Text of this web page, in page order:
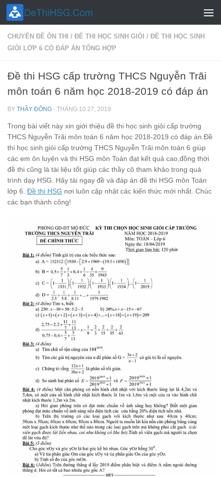
Skip to content
CHUYÊN ĐỀ ÔN THI / ĐỀ THI HỌC SINH GIỎI / ĐỀ THI HỌC SINH
GIỎI LỚP 6 CÓ ĐÁP ÁN TỔNG HỢP
Đề thi HSG cấp trường THCS Nguyễn Trãi
môn toán 6 năm học 2018-2019 có đáp án
BY THẦY ĐÔNG · THÁNG 10 27, 2019
Trong bài viết này xin giới thiệu đề thi học sinh giỏi cấp trường
THCS Nguyễn Trãi môn toán 6 năm học 2018-2019 có đáp án.Đề
thi học sinh giỏi cấp trường THCS Nguyễn Trãi môn toán 6 giúp
các em ôn luyện và thi HSG môn Toán đạt kết quả cao,đồng thời
đề thi cũng là tài liệu tốt giúp các thầy cô tham khảo trong quá
trình dạy HSG. Hãy tải ngay đề và đáp án đề thi HSG môn Toán
lớp 6. Đề thi HSG nơi luôn cập nhật các kiến thức mới nhất. Chúc
các bạn thành công!